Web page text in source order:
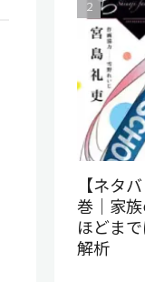
【ネタ
巻｜家
ほどま
解析